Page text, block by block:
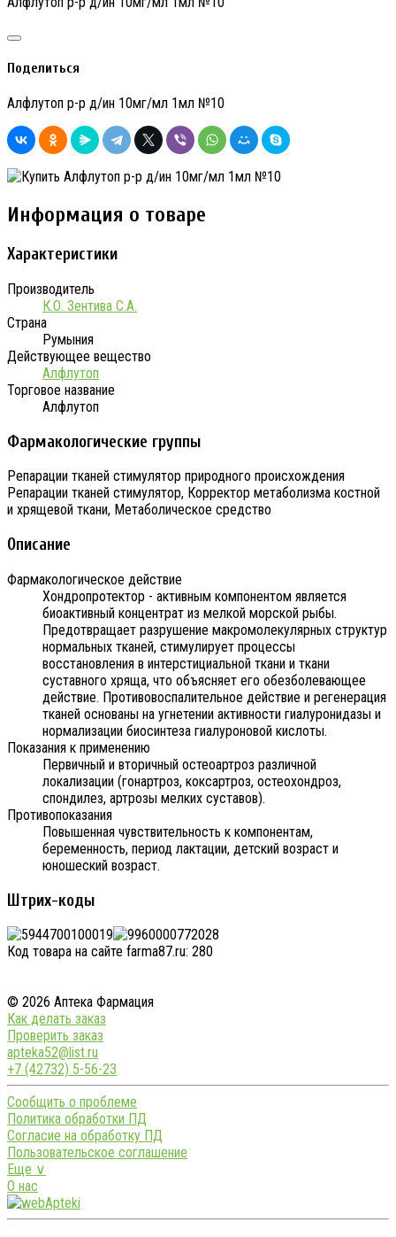
Поделиться
Алфлутоп р-р д/ин 10мг/мл 1мл №10
Информация о товаре
Характеристики
Производитель
К.О. Зентива С.А.
Страна
Румыния
Действующее вещество
Алфлутоп
Торговое название
Алфлутоп
Фармакологические группы
Репарации тканей стимулятор природного происхождения
Репарации тканей стимулятор, Корректор метаболизма костной
и хрящевой ткани, Метаболическое средство
Описание
Фармакологическое действие
Хондропротектор - активным компонентом является
биоактивный концентрат из мелкой морской рыбы.
Предотвращает разрушение макромолекулярных структур
нормальных тканей, стимулирует процессы
восстановления в интерстициальной ткани и ткани
суставного хряща, что объясняет его обезболевающее
действие. Противовоспалительное действие и регенерация
тканей основаны на угнетении активности гиалуронидазы и
нормализации биосинтеза гиалуроновой кислоты.
Показания к применению
Первичный и вторичный остеоартроз различной
локализации (гонартроз, коксартроз, остеохондроз,
спондилез, артрозы мелких суставов).
Противопоказания
Повышенная чувствительность к компонентам,
беременность, период лактации, детский возраст и
юношеский возраст.
Штрих-коды
Код товара на сайте farma87.ru: 280
© 2026 Аптека Фармация
Как делать заказ
Проверить заказ
apteka52@list.ru
+7 (42732) 5-56-23
Сообщить о проблеме
Политика обработки ПД
Согласие на обработку ПД
Пользовательское соглашение
Еще ∨
О нас